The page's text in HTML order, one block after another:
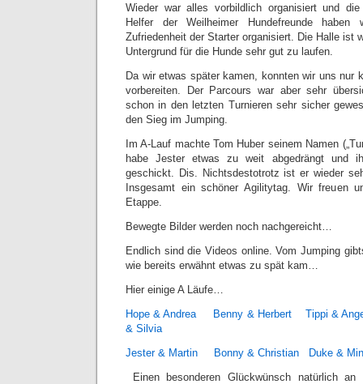
Wieder war alles vorbildlich organisiert und
Helfer der Weilheimer Hundefreunde
Zufriedenheit der Starter organisiert. Die Halle ist
Untergrund für die Hunde sehr gut zu laufen.
Da wir etwas später kamen, konnten wir uns nur
vorbereiten. Der Parcours war aber sehr
schon in den letzten Turnieren sehr sicher
den Sieg im Jumping.
Im A-Lauf machte Tom Huber seinem Namen
habe Jester etwas zu weit abgedrängt und
geschickt. Dis. Nichtsdestotrotz ist er wieder
Insgesamt ein schöner Agilitytag. Wir freuen
Etappe.
Bewegte Bilder werden noch nachgereicht…
Endlich sind die Videos online. Vom Jumping
wie bereits erwähnt etwas zu spät kam…
Hier einige A Läufe…
Hope & Andrea
Benny & Herbert
Tippi &
& Silvia
Jester & Martin
Bonny & Christian
Duke &
Einen besonderen Glückwünsch natürlich